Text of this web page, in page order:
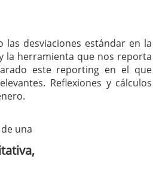
24, 2014
de IBEX35 a m?ximos
global de m?ximos anuales
a la baja desde el 13/mayo
Aún con recorrido a la baja para
se podría apostar por un
desviaciones estándar en la
la herramienta que nos reporta
este reporting en el que
Reflexiones y cálculos
una